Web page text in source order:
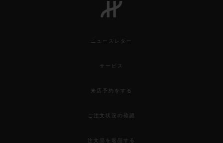
ニュースレター
サービス
来店予約をする
ご注文状況の確認
注文品を返品する